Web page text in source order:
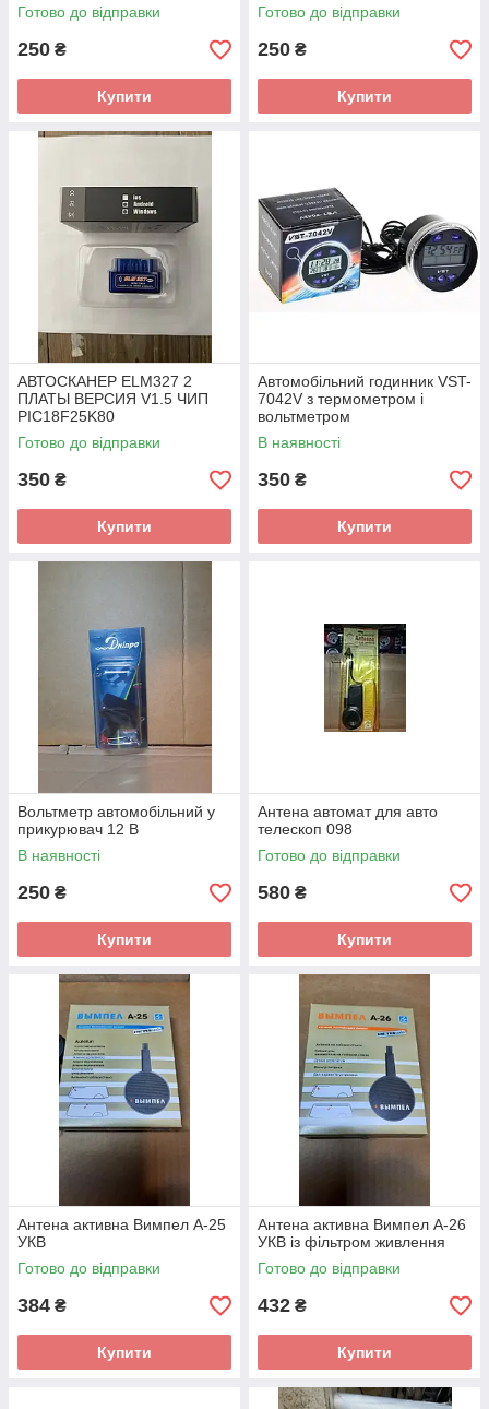
Готово до відправки
250 ₴
Купити
Готово до відправки
250 ₴
Купити
АВТОСКАНЕР ELM327 2
ПЛАТЫ ВЕРСИЯ V1.5 ЧИП
PIC18F25K80
Готово до відправки
350 ₴
Купити
Автомобільний годинник VST-
7042V з термометром і
вольтметром
В наявності
350 ₴
Купити
Вольтметр автомобільний у
прикурювач 12 В
В наявності
250 ₴
Купити
Антена автомат для авто
телескоп 098
Готово до відправки
580 ₴
Купити
Антена активна Вимпел А-25
УКВ
Готово до відправки
384 ₴
Купити
Антена активна Вимпел А-26
УКВ із фільтром живлення
Готово до відправки
432 ₴
Купити